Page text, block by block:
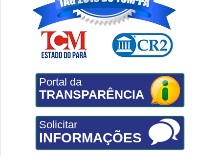
Portal da
TRANSPARÊNCIA
Solicitar
INFORMAÇÕES